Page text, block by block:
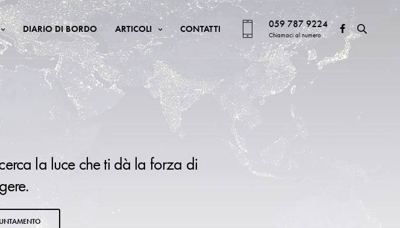
DIARIO DI BORDO ARTICOLI CONTATTI 059 787 9224
Chiamaci al numero
la luce che ti dà la forza di